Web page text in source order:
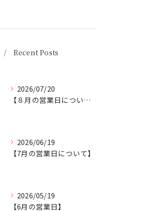
Recent Posts
2026/07/20
【８月の営業日について】
2026/06/19
【7月の営業日について】
2026/05/19
【6月の営業日】